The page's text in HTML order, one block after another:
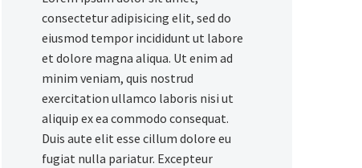
consectetur adipisicing elit, sed do
eiusmod tempor incididunt ut labore
et dolore magna aliqua. Ut enim ad
minim veniam, quis nostrud
exercitation ullamco laboris nisi ut
aliquip ex ea commodo consequat.
Duis aute elit esse cillum dolore eu
fugiat nulla pariatur. Excepteur